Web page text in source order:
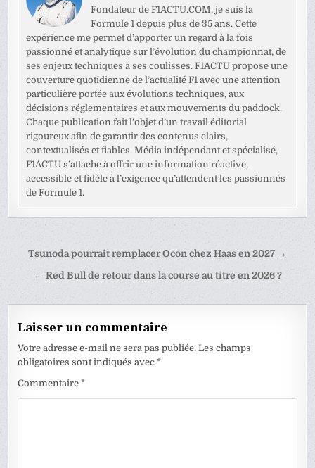
Fondateur de F1ACTU.COM, je suis la
Formule 1 depuis plus de 35 ans. Cette
expérience me permet d’apporter un regard à la fois
passionné et analytique sur l’évolution du championnat, de
ses enjeux techniques à ses coulisses. F1ACTU propose une
couverture quotidienne de l’actualité F1 avec une attention
particulière portée aux évolutions techniques, aux
décisions réglementaires et aux mouvements du paddock.
Chaque publication fait l’objet d’un travail éditorial
rigoureux afin de garantir des contenus clairs,
contextualisés et fiables. Média indépendant et spécialisé,
F1ACTU s’attache à offrir une information réactive,
accessible et fidèle à l’exigence qu’attendent les passionnés
de Formule 1.
Navigation
Tsunoda pourrait remplacer Ocon chez Haas en 2027 →
← Red Bull de retour dans la course au titre en 2026 ?
Laisser un commentaire
Votre adresse e-mail ne sera pas publiée. Les champs
obligatoires sont indiqués avec*
Commentaire*